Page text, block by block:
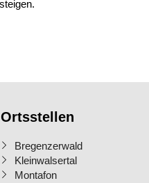
Ortsstellen
Bregenzerwald
Kleinwalsertal
Montafon